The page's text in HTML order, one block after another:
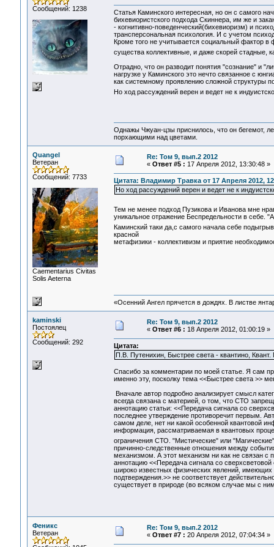
Сообщений: 1238
Статья Каминского интересная, но он с самого
бихевиористского подхода Скиннера, им же и
- когнитивно-поведенческий(бихевиоризм) и
трансперсональная психология. И с учетом
Кроме того не учитывается социальный фактор
существа коллективные, и даже скорей стадные,
Отрадно, что он разводит понятия "сознание" и
нагрузке у Каминского это нечто связанное с
как системному проявлению сложной структуры
Но ход рассуждений верен и ведет не к
Однажы Чжуан-цзы приснилось, что он бегемот,
порхающими над цветами.
Quangel
Ветеран
Сообщений: 7733
Сaementarius Civitas
Solis Aeterna
Re: Том 9, вып.2 2012
« Ответ #5 : 17 Апреля 2012, 13:30:48 »
Цитата: Владимир Травка от 17 Апреля 2012,
Но ход рассуждений верен и ведет не к
Тем не менее подход Пузикова и Иванова мне
уникальное отражение Беспредельности в себе.
Каминский таки да,с самого начала себе
красной
метафизики - коллективизм и приятие
«Осенний Ангел прячется в дождях. В листве
kaminski
Постоялец
Сообщений: 292
Re: Том 9, вып.2 2012
« Ответ #6 : 18 Апреля 2012, 01:00:19 »
Цитата:
П.В. Путенихин, Быстрее света - квантино, Квант.
Спасибо за комментарии по моей статье. Я сам
именно эту, посколку тема <<Быстрее света >>
Вначале автор подробно анализирует смысл
всегда связана с материей, о том, что СТО
аннотацию статьи: <<Передача сигнала со
последнее утверждение противоречит первым.
самом деле, нет ни какой особенной квантовой
информация, рассматриваемая в квантовых
ограничения СТО. "Мистические" или
причинно-следственные отношения между
механизмом. А этот механизм ни как не связан
аннотацию <<Передача сигнала со
широко известных физических явлений,
подтверждения.>> не соответствует
существует в природе (во всяком случае мы с
Феникс
Ветеран
Re: Том 9, вып.2 2012
« Ответ #7 : 20 Апреля 2012, 07:04:34 »